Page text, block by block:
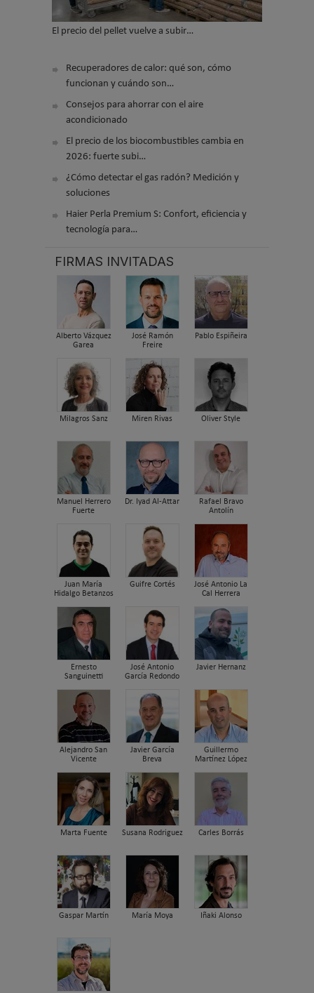
El precio del pellet vuelve a subir…
Recuperadores de calor: qué son, cómo
funcionan y cuándo son…
Consejos para ahorrar con el aire
acondicionado
El precio de los biocombustibles cambia en
2026: fuerte subi…
¿Cómo detectar el gas radón? Medición y
soluciones
Haier Perla Premium S: Confort, eficiencia y
tecnología para…
FIRMAS INVITADAS
Alberto Vázquez
Garea
José Ramón
Freire
Pablo Espiñeira
Milagros Sanz Miren Rivas Oliver Style
Manuel Herrero
Fuerte
Dr. Iyad Al-Attar
Rafael Bravo
Antolín
Juan María
Hidalgo Betanzos
Guifre Cortés
José Antonio La
Cal Herrera
Ernesto
Sanguinetti
José Antonio
García Redondo
Javier Hernanz
Alejandro San
Vicente
Javier García
Breva
Guillermo
Martínez López
Marta Fuente Susana Rodriguez Carles Borrás
Gaspar Martín María Moya Iñaki Alonso